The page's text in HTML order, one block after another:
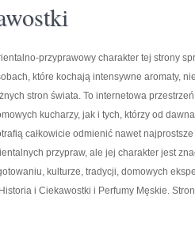
przyprawowy charakter tej strony
które kochają intensywne aromaty,
stron świata. To internetowa
kucharzy, jak i tych, którzy od
całkowicie odmienić nawet
przypraw, ale jej charakter jest
kulturze, tradycji, domowych
i Ciekawostki i Perfumy Męskie.